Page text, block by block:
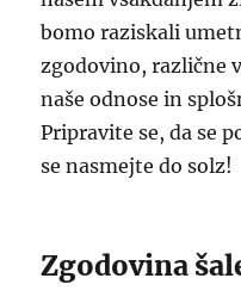
bomo raziskali
zgodovino, različne
naše odnose in
Pripravite se, da se
se nasmejte do solz!
Zgodovina